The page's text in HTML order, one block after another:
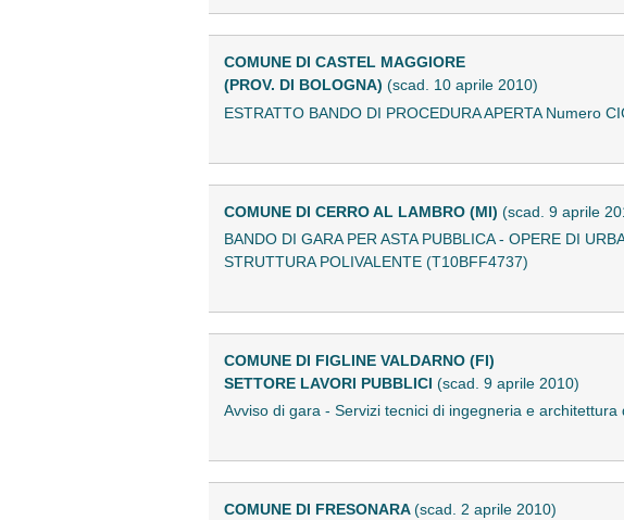
COMUNE DI CASTEL MAGGIORE
(PROV. DI BOLOGNA) (scad. 10 aprile 2010)
ESTRATTO BANDO DI PROCEDURA APERTA Numero
COMUNE DI CERRO AL LAMBRO (MI) (scad. 9 aprile
BANDO DI GARA PER ASTA PUBBLICA - OPERE DI
STRUTTURA POLIVALENTE (T10BFF4737)
COMUNE DI FIGLINE VALDARNO (FI)
SETTORE LAVORI PUBBLICI (scad. 9 aprile 2010)
Avviso di gara - Servizi tecnici di ingegneria e
COMUNE DI FRESONARA(scad. 2 aprile 2010)